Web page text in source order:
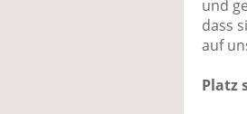
und
dass
auf
Platz